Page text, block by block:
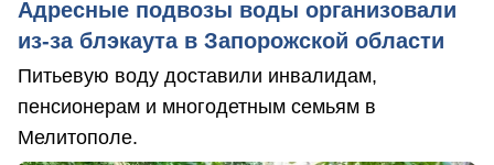
Адресные подвозы воды организовали
из-за блэкаута в Запорожской области
Питьевую воду доставили инвалидам,
пенсионерам и многодетным семьям в
Мелитополе.